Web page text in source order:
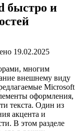
быстро и
19.02.2025
многим
внешнему виду
Microsoft
оформления,
текста. Один из
акцента и
В этом разделе